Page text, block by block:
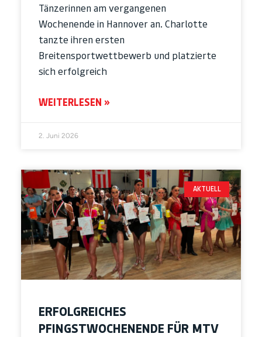
Tänzerinnen am vergangenen
Wochenende in Hannover an. Charlotte
tanzte ihren ersten
Breitensportwettbewerb und platzierte
sich erfolgreich
WEITERLESEN »
2. Juni 2026
AKTUELL
ERFOLGREICHES
PFINGSTWOCHENENDE FÜR MTV